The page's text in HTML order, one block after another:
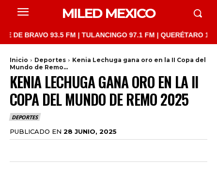
MILED MEXICO
93.5 FM | TULANCINGO 97.1 FM | QUERÉTARO 103.1
Inicio Deportes
Kenia Lechuga gana oro en la II Copa del
Mundo de Remo...
KENIA LECHUGA GANA ORO EN LA II
COPA DEL MUNDO DE REMO 2025
DEPORTES
PUBLICADO EN 28 JUNIO, 2025